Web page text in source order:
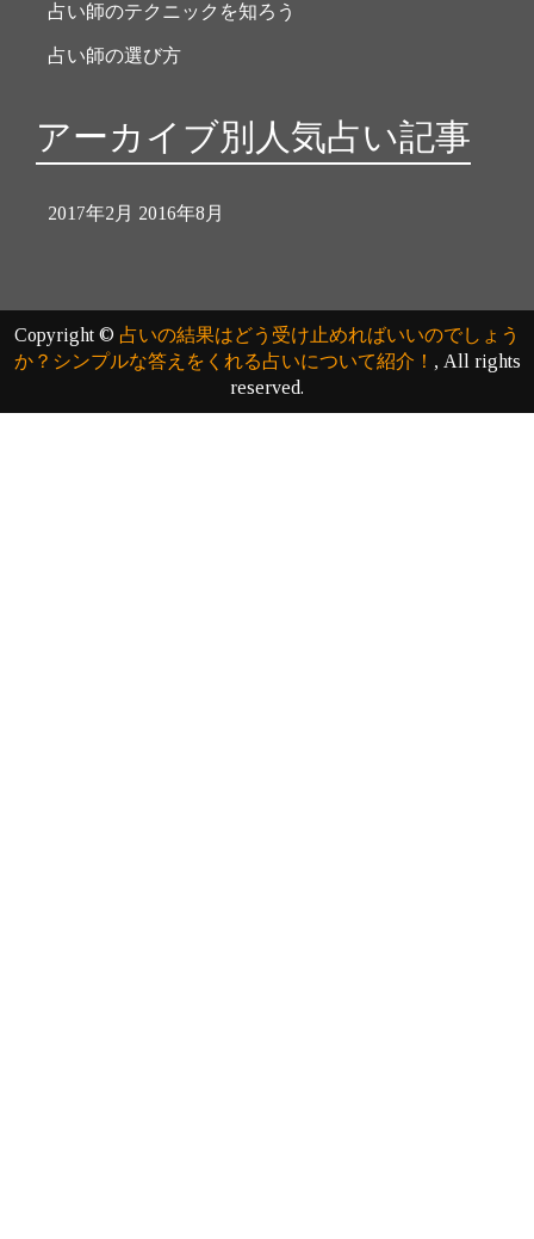
占い師のテクニックを知ろう
占い師の選び方
アーカイブ別人気占い記事
2017年2月 2016年8月
Copyright © 占いの結果はどう受け止めればいいのでしょう
か？シンプルな答えをくれる占いについて紹介！ , All rights
reserved.